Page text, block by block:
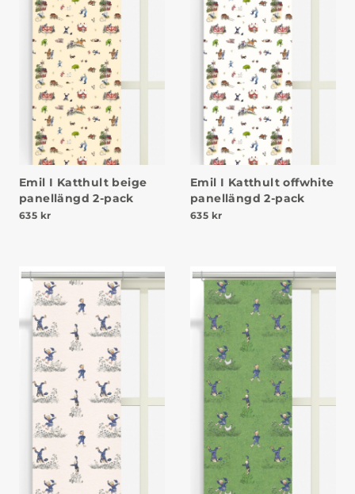
Emil I Katthult beige
panellängd 2-pack
635 kr
Emil I Katthult offwhite
panellängd 2-pack
635 kr